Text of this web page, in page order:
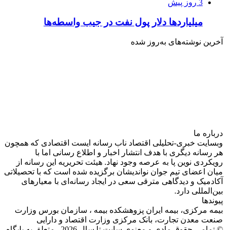
3 روز پیش
میلیاردها دلار پول نفت در جیب واسطه‌ها
آخرین نوشته‌های‌ به‌روز شده
درباره‌ ما
وبسایت خبری-تحلیلی اقتصاد ناب رسانه‌ ایست اقتصادی که همچون
هر رسانه دیگری با هدف انتشار اخبار و اطلاع رسانی اما با
رویکردی نوین پا به عرصه وجود نهاد. هیئت تحریریه این رسانه از
میان اعضای تیم جوان نواندیشان برگزیده شده است که با تحصیلاتی
آکادمیک و دیدگاهی‌ مترقی سعی در ایجاد رسانه‌ای با معیار‌های
بین‌المللی دارد.
پیوندها
بیمه مرکزی، بیمه ایران پزوهشکده بیمه ، سازمان بورس وزارت
صنعت معدن تجارت، بانک مرکزی وزارت اقتصاد و دارایی